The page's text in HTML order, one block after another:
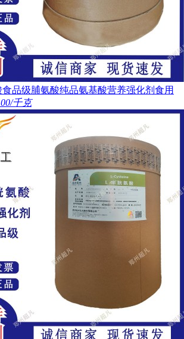
品级脯氨酸纯品氨基酸营养强化剂食用
千克